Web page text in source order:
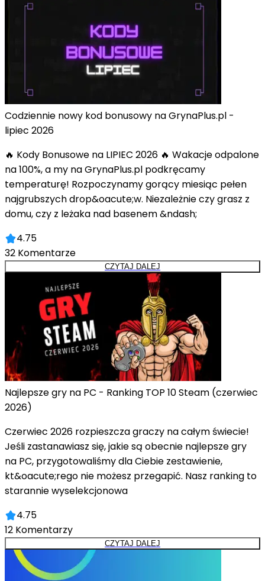
Codziennie nowy kod bonusowy na GrynaPlus.pl -
lipiec 2026
🔥 Kody Bonusowe na LIPIEC 2026 🔥 Wakacje odpalone
na 100%, a my na GrynaPlus.pl podkręcamy
temperaturę! Rozpoczynamy gorący miesiąc pełen
najgrubszych drop&oacute;w. Niezależnie czy grasz z
domu, czy z leżaka nad basenem &ndash;
4.75
32 Komentarze
CZYTAJ DALEJ
Najlepsze gry na PC - Ranking TOP 10 Steam (czerwiec
2026)
Czerwiec 2026 rozpieszcza graczy na całym świecie!
Jeśli zastanawiasz się, jakie są obecnie najlepsze gry
na PC, przygotowaliśmy dla Ciebie zestawienie,
kt&oacute;rego nie możesz przegapić. Nasz ranking to
starannie wyselekcjonowa
4.75
12 Komentarzy
CZYTAJ DALEJ